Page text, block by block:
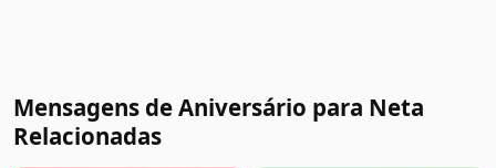
Mensagens de Aniversário para Neta
Relacionadas